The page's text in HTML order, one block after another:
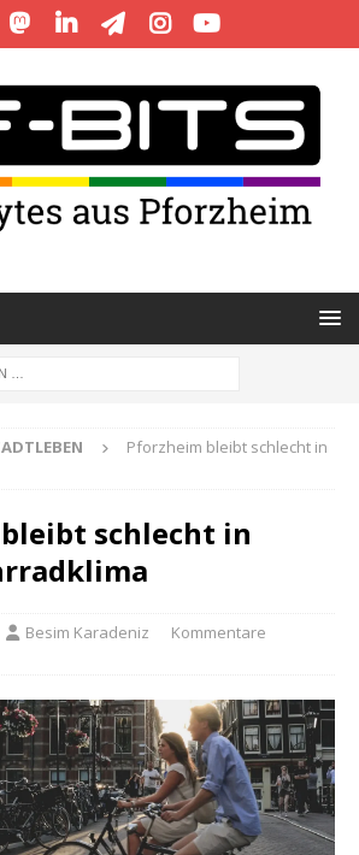
Pforzheim bleibt schlecht in
schlecht in
Besim Karadeniz
Kommentare